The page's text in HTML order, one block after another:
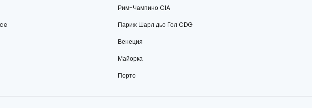
Рим-Чампино CIA
Париж Шарл дьо Гол CDG
Венеция
Майорка
Порто